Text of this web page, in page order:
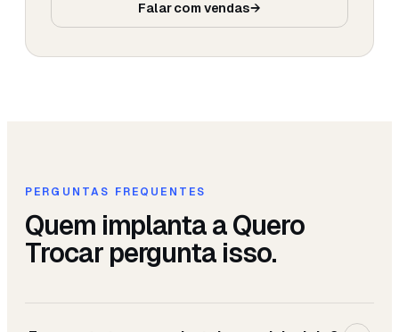
Falar com vendas→
PERGUNTAS FREQUENTES
Quem implanta a Quero
Trocar pergunta isso.